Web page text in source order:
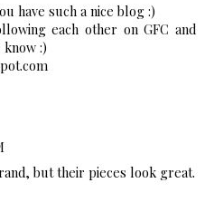
have such a nice blog :)
each other on GFC and
:)
but their pieces look great.